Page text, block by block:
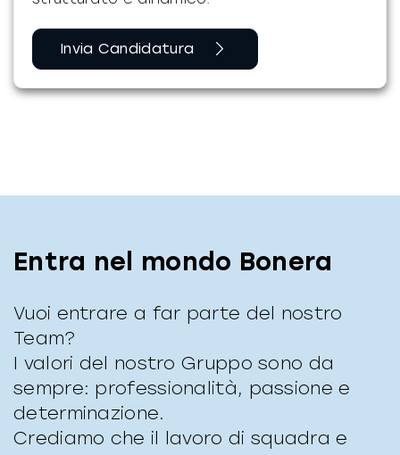
Invia Candidatura
Entra nel mondo Bonera
Vuoi entrare a far parte del nostro
Team?
I valori del nostro Gruppo sono da
sempre: professionalità, passione e
determinazione.
Crediamo che il lavoro di squadra e